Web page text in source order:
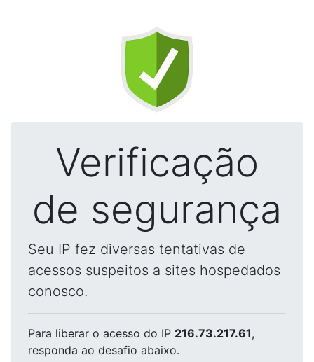
Verificação
de segurança
Seu IP fez diversas tentativas de
acessos suspeitos a sites hospedados
conosco.
Para liberar o acesso do IP 216.73.217.61,
responda ao desafio abaixo.